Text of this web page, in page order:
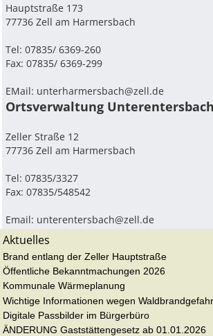
Hauptstraße 173
77736 Zell am Harmersbach
Tel: 07835/ 6369-260
Fax: 07835/ 6369-299
EMail: unterharmersbach@zell.de
Ortsverwaltung Unterentersbach
Zeller Straße 12
77736 Zell am Harmersbach
Tel: 07835/3327
Fax: 07835/548542
Email: unterentersbach@zell.de
Aktuelles
Brand entlang der Zeller Hauptstraße
Öffentliche Bekanntmachungen 2026
Kommunale Wärmeplanung
Wichtige Informationen wegen Waldbrandgefahr
Digitale Passbilder im Bürgerbüro
ÄNDERUNG Gaststättengesetz ab 01.01.2026